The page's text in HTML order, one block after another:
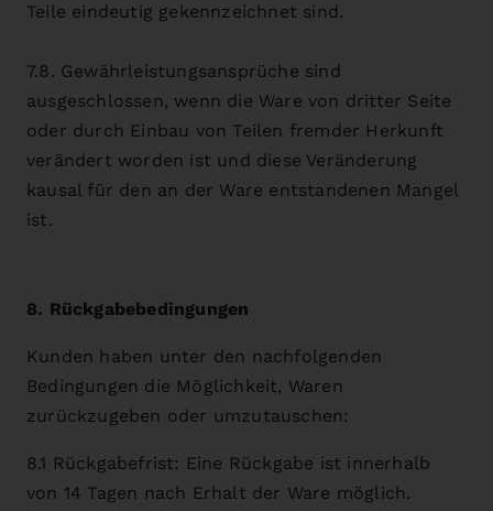
Teile eindeutig gekennzeichnet sind.
7.8. Gewährleistungsansprüche sind
ausgeschlossen, wenn die Ware von dritter Seite
oder durch Einbau von Teilen fremder Herkunft
verändert worden ist und diese Veränderung
kausal für den an der Ware entstandenen Mangel
ist.
8. Rückgabebedingungen
Kunden haben unter den nachfolgenden
Bedingungen die Möglichkeit, Waren
zurückzugeben oder umzutauschen:
8.1 Rückgabefrist: Eine Rückgabe ist innerhalb
von 14 Tagen nach Erhalt der Ware möglich.